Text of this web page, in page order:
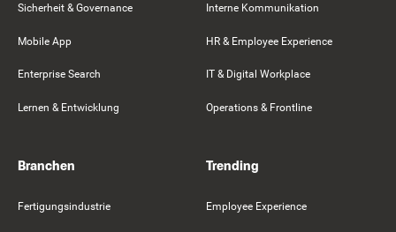
Sicherheit & Governance
Mobile App
Enterprise Search
Lernen & Entwicklung
Interne Kommunikation
HR & Employee Experience
IT & Digital Workplace
Operations & Frontline
Branchen
Fertigungsindustrie
Trending
Employee Experience